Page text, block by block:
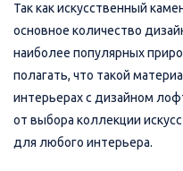
Так как искусственный
основное количество
наиболее популярных
полагать, что такой
интерьерах с дизайном
от выбора коллекции
для любого интерьера.